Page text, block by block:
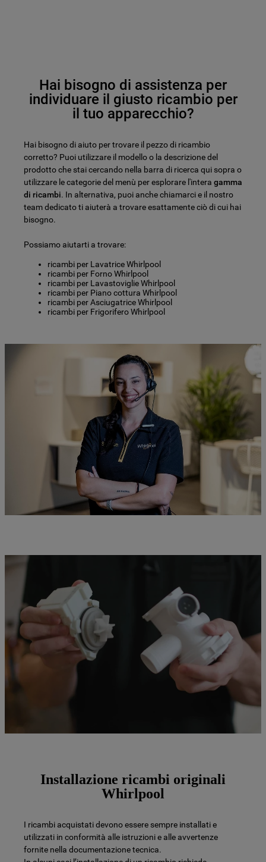
Hai bisogno di assistenza per
individuare il giusto ricambio per
il tuo apparecchio?
Hai bisogno di aiuto per trovare il pezzo di ricambio
corretto? Puoi utilizzare il modello o la descrizione del
prodotto che stai cercando nella barra di ricerca qui sopra o
utilizzare le categorie del menù per esplorare l'intera gamma
di ricambi. In alternativa, puoi anche chiamarci e il nostro
team dedicato ti aiuterà a trovare esattamente ciò di cui hai
bisogno.
Possiamo aiutarti a trovare:
ricambi per Lavatrice Whirlpool
ricambi per Forno Whirlpool
ricambi per Lavastoviglie Whirlpool
ricambi per Piano cottura Whirlpool
ricambi per Asciugatrice Whirlpool
ricambi per Frigorifero Whirlpool
Installazione ricambi originali
Whirlpool
I ricambi acquistati devono essere sempre installati e
utilizzati in conformità alle istruzioni e alle avvertenze
fornite nella documentazione tecnica.